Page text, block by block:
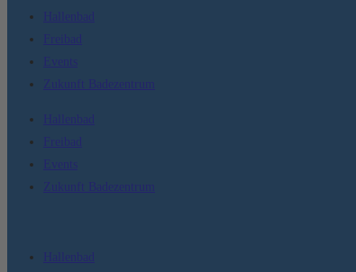
Hallenbad
Freibad
Events
Zukunft Badezentrum
Hallenbad
Freibad
Events
Zukunft Badezentrum
Hallenbad